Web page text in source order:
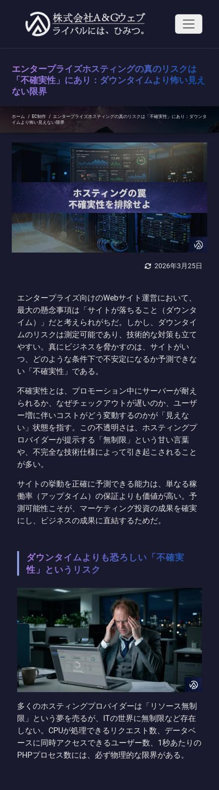
へ
エンタープライズホスティングの真のリスクは
「不確実性」にあり：ダウンタイムより怖い見え
ない限界
ホーム / EC制作 / エンタープライズホスティングの真のリスクは「不確実性」にあり：ダウンタ
イムより怖い見えない限界
2026年3月25日
エンタープライズ向けのWebサイト運営において、
最大の懸念事項は「サイトが落ちること（ダウンタ
イム）」だと考えられがちだ。しかし、ダウンタイ
ムのリスクは測定可能であり、技術的な対策も立て
やすい。真にビジネスを脅かすのは、サイトがい
つ、どのような条件下で不安定になるか予測できな
い「不確実性」である。
不確実性とは、プロモーション中にサーバーが耐え
られるか、なぜチェックアウトが遅いのか、ユーザ
ー増に伴いコストがどう変動するのかが「見えな
い」状態を指す。この不透明さは、ホスティングプ
ロバイダーが提示する「無制限」という甘い言葉
や、不完全な技術仕様によって引き起こされること
が多い。
サイトの挙動を正確に予測できる能力は、単なる稼
働率（アップタイム）の保証よりも価値が高い。予
測可能性こそが、マーケティング投資の成果を確実
にし、ビジネスの成果に直結するためだ。
ダウンタイムよりも恐ろしい「不確実
性」というリスク
多くのホスティングプロバイダーは「リソース無制
限」という夢を売るが、ITの世界に無制限など存在
しない。CPUが処理できるリクエスト数、データベ
ースに同時アクセスできるユーザー数、1秒あたりの
PHPプロセス数には、必ず物理的な限界がある。